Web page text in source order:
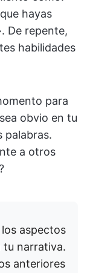
hayas
De repente,
habilidades
para
obvio en tu
palabras.
a otros
aspectos
narrativa.
anteriores